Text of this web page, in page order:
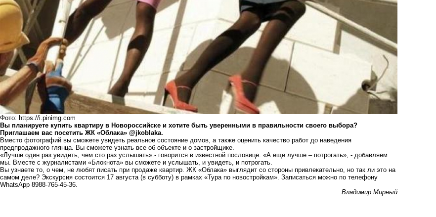
Фото: https://i.pinimg.com
Вы планируете купить квартиру в Новороссийске и хотите быть уверенными в правильности своего выбора?
Приглашаем вас посетить ЖК «Облака» @jkoblaka.
Вместо фотографий вы сможете увидеть реальное состояние домов, а также оценить качество работ до наведения
предпродажного глянца. Вы сможете узнать все об объекте и о застройщике.
«Лучше один раз увидеть, чем сто раз услышать».- говорится в известной пословице. «А еще лучше – потрогать», - добавляем
мы. Вместе с журналистами «Блокнота» вы сможете и услышать, и увидеть, и потрогать.
Вы узнаете то, о чем, не любят писать при продаже квартир. ЖК «Облака» выглядит со стороны привлекательно, но так ли это на
самом деле? Экскурсия состоится 17 августа (в субботу) в рамках «Тура по новостройкам». Записаться можно по телефону
WhatsApp 8988-765-45-36.
Владимир Мирный